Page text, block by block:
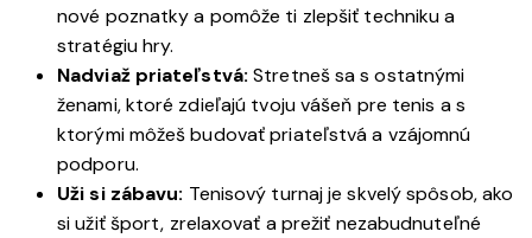
nové poznatky a pomôže ti zlepšiť techniku a
stratégiu hry.
Nadviaž priateľstvá: Stretneš sa s ostatnými
ženami, ktoré zdieľajú tvoju vášeň pre tenis a s
ktorými môžeš budovať priateľstvá a vzájomnú
podporu.
Uži si zábavu: Tenisový turnaj je skvelý spôsob, ako
si užiť šport, zrelaxovať a prežiť nezabudnuteľné